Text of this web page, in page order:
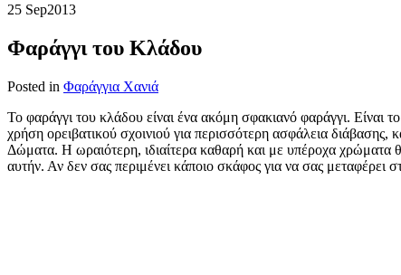
25 Sep2013
Φαράγγι του Κλάδου
Posted in Φαράγγια Χανιά
To φαράγγι του κλάδου είναι ένα ακόμη σφακιανό φαράγγι. Είναι
χρήση ορειβατικού σχοινιού για περισσότερη ασφάλεια
Δώματα. Η ωραιότερη, ιδιαίτερα καθαρή και με υπέροχα χρώματα
αυτήν. Αν δεν σας περιμένει κάποιο σκάφος για να σας μεταφέρει